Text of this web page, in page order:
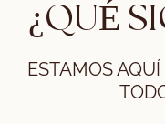
¿QUÉ
ESTAMOS